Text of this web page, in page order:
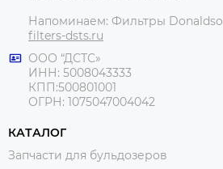
Напоминаем: Фильтры
filters-dsts.ru
ООО “ДСТС»
ИНН: 5008043333
КПП:500801001
ОГРН: 1075047004042
КАТАЛОГ
Запчасти для бульдозеров